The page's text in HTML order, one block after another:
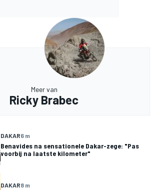
Meer van
Ricky Brabec
DAKAR6 m
Benavides na sensationele Dakar-zege: "Pas
voorbij na laatste kilometer"
DAKAR8 m